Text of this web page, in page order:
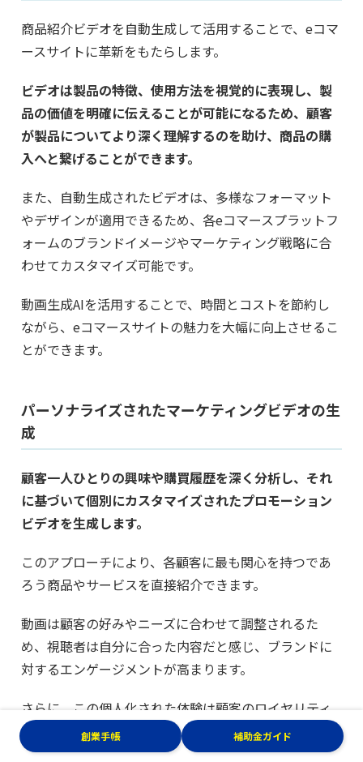
商品紹介ビデオを自動生成して活用することで、eコマ
ースサイトに革新をもたらします。
ビデオは製品の特徴、使用方法を視覚的に表現し、製
品の価値を明確に伝えることが可能になるため、顧客
が製品についてより深く理解するのを助け、商品の購
入へと繋げることができます。
また、自動生成されたビデオは、多様なフォーマット
やデザインが適用できるため、各eコマースプラットフ
ォームのブランドイメージやマーケティング戦略に合
わせてカスタマイズ可能です。
動画生成AIを活用することで、時間とコストを節約し
ながら、eコマースサイトの魅力を大幅に向上させるこ
とができます。
パーソナライズされたマーケティングビデオの生
成
顧客一人ひとりの興味や購買履歴を深く分析し、それ
に基づいて個別にカスタマイズされたプロモーション
ビデオを生成します。
このアプローチにより、各顧客に最も関心を持つであ
ろう商品やサービスを直接紹介できます。
動画は顧客の好みやニーズに合わせて調整されるた
め、視聴者は自分に合った内容だと感じ、ブランドに
対するエンゲージメントが高まります。
さらに、この個人化された体験は顧客のロイヤリティ
を強化し、長期的な顧客関係の構築に寄与します。こ
のように、パーソナライズされたマーケティングビデ
創業手帳 補助金ガイド